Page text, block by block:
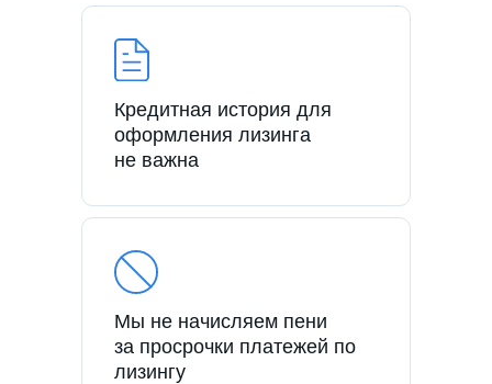
Кредитная история для
оформления лизинга
не важна
Мы не начисляем пени
за просрочки платежей по
лизингу